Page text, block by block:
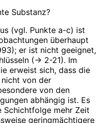
Substanz?
(vgl. Punkte a-c) ist
überhaupt
er ist nicht geeignet,
(-> 2-21). Im
erweist sich, dass die
von der
von den
abhängig ist. Es
Schichtfolge mehr Zeit
geringmächtigere